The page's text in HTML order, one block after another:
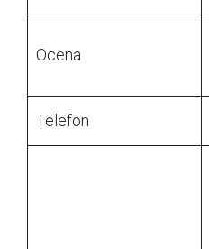
Ocena
Telefon